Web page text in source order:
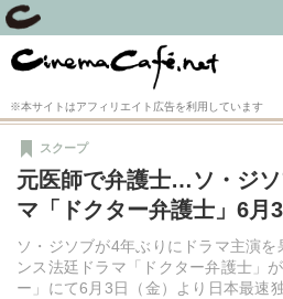
※本サイトはアフィリエイト広告を利用しています
元医師で弁護士…ソ・ジ
マ「ドクター弁護士」6月
ソ・ジソブが4年ぶりにドラマ主演
ンス法廷ドラマ「ドクター弁護士」
ー」にて6月3日（金）より日本最速
スクープ